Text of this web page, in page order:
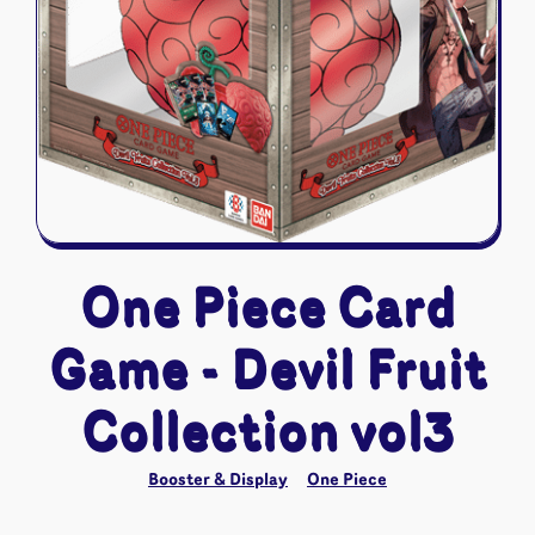
Naruto Mythos
Autres
Tapis de jeu
One Piece Card
Game - Devil Fruit
Collection vol3
Booster & Display One Piece